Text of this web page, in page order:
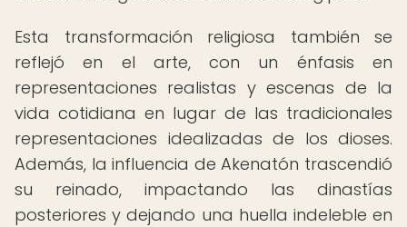
Esta transformación religiosa también se
reflejó en el arte, con un énfasis en
representaciones realistas y escenas de la
vida cotidiana en lugar de las tradicionales
representaciones idealizadas de los dioses.
Además, la influencia de Akenatón trascendió
su reinado, impactando las dinastías
posteriores y dejando una huella indeleble en